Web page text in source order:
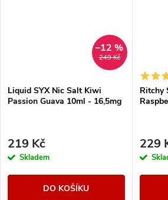
249 Kč
–12 %
Liquid SYX Nic Salt Kiwi
Passion Guava 10ml - 16,5mg
219 Kč
Skladem
DO KOŠÍKU
Ritchy
229